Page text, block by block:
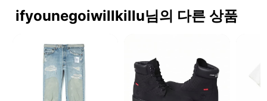
ifyounegoiwillkillu님의 다른 상품